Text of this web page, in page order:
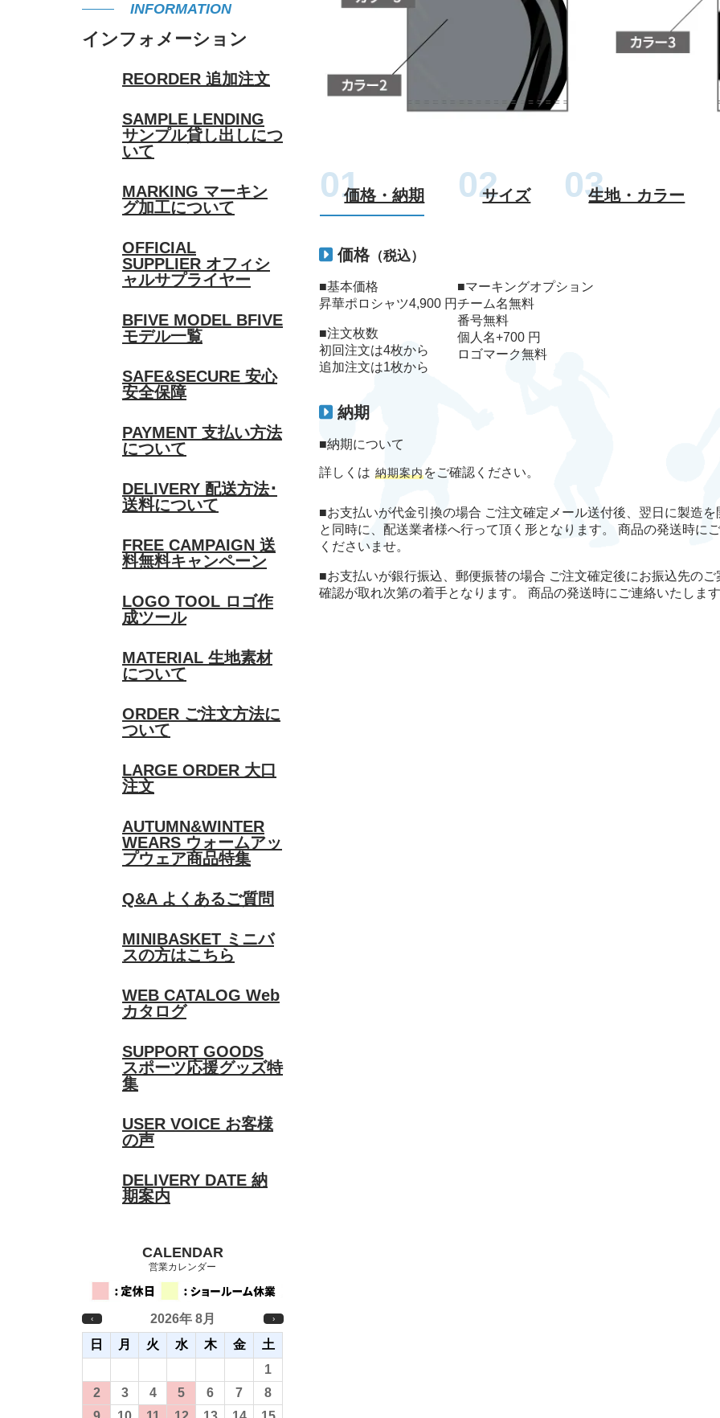
INFORMATION
インフォメーション
REORDER 追加注文
SAMPLE LENDING
サンプル貸し出しにつ
いて
MARKING マーキン
グ加工について
OFFICIAL
SUPPLIER オフィシ
ャルサプライヤー
BFIVE MODEL BFIVE
モデル一覧
SAFE&SECURE 安心
安全保障
PAYMENT 支払い方法
について
DELIVERY 配送方法･
送料について
FREE CAMPAIGN 送
料無料キャンペーン
LOGO TOOL ロゴ作
成ツール
MATERIAL 生地素材
について
ORDER ご注文方法に
ついて
LARGE ORDER 大口
注文
AUTUMN&WINTER
WEARS ウォームアッ
プウェア商品特集
Q&A よくあるご質問
MINIBASKET ミニバ
スの方はこちら
WEB CATALOG Web
カタログ
SUPPORT GOODS
スポーツ応援グッズ特
集
USER VOICE お客様
の声
DELIVERY DATE 納
期案内
CALENDAR
営業カレンダー
‹ 2026年 8月 ›
日 月 火 水 木 金
土
1
2
3 4 5 6 7
8
価格・納期 サイズ 生地・カラー
価格 （税込）
■基本価格
昇華ポロシャツ4,900 円
■注文枚数
初回注文は4枚から
追加注文は1枚から
■マーキングオプション
チーム名無料
番号無料
個人名+700 円
ロゴマーク無料
納期
■納期について
詳しくは 納期案内をご確認ください。
■お支払いが代金引換の場合 ご注文確定メール送付後、翌日に製造
と同時に、配送業者様へ行って頂く形となります。 商品の発送時に
くださいませ。
■お支払いが銀行振込、郵便振替の場合 ご注文確定後にお振込先の
確認が取れ次第の着手となります。 商品の発送時にご連絡いたしま